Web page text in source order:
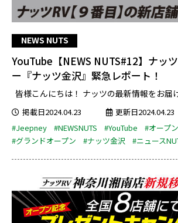
NEWS NUTS
YouTube【NEWS NUTS#12】ナッ
ー『ナッツ金沢』緊急レポート！
皆様こんにちは！ ナッツの最新情報をお届
掲載日2024.04.23
更新日2024.04.23
#Jeepney
#NEWSNUTS #YouTube
#オープ
#グランドオープン
#ナッツ金沢 #ニュース